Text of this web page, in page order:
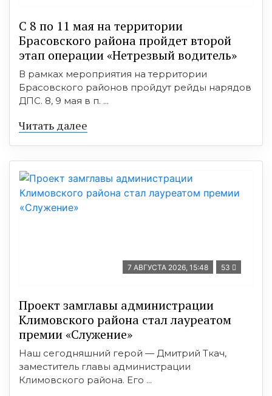
С 8 по 11 мая на территории
Брасовского района пройдет второй
этап операции «Нетрезвый водитель»
В рамках мероприятия на территории
Брасовского районов пройдут рейды нарядов
ДПС. 8, 9 мая в п. ...
Читать далее
7 АВГУСТА 2026, 15:48 53
Проект замглавы администрации
Климовского района стал лауреатом
премии «Служение»
Наш сегодняшний герой — Дмитрий Ткач,
заместитель главы администрации
Климовского района. Его ...